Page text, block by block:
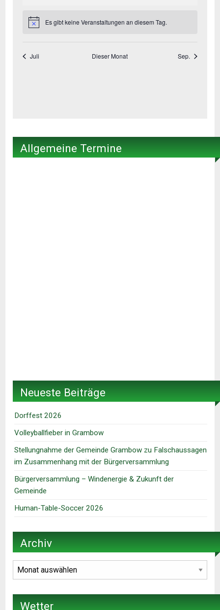
Allgemeine Termine
Neueste Beiträge
Dorffest 2026
Volleyballfieber in Grambow
Stellungnahme der Gemeinde Grambow zu Falschaussagen
im Zusammenhang mit der Bürgerversammlung
Bürgerversammlung – Windenergie & Zukunft der
Gemeinde
Human-Table-Soccer 2026
Archiv
Archiv
Wetter